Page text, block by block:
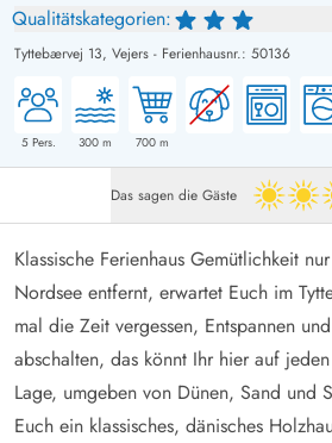
Qualitätskategorien:
Tyttebærvej 13, Vejers - Ferienhausnr.: 50136
5Pers. 300 m 700 m
Das sagen die Gäste
Klassische Ferienhaus Gemütlichkeit
Nordsee entfernt, erwartet Euch im
mal die Zeit vergessen, Entspannen
abschalten, das könnt Ihr hier auf
Lage, umgeben von Dünen, Sand und
Euch ein klassisches, dänisches